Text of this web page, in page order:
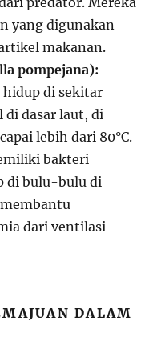
yang digunakan
makanan.
pompejana):
hidup di sekitar
dasar laut, di
lebih dari 80°C.
bakteri
di bulu-bulu di
dari ventilasi
DALAM